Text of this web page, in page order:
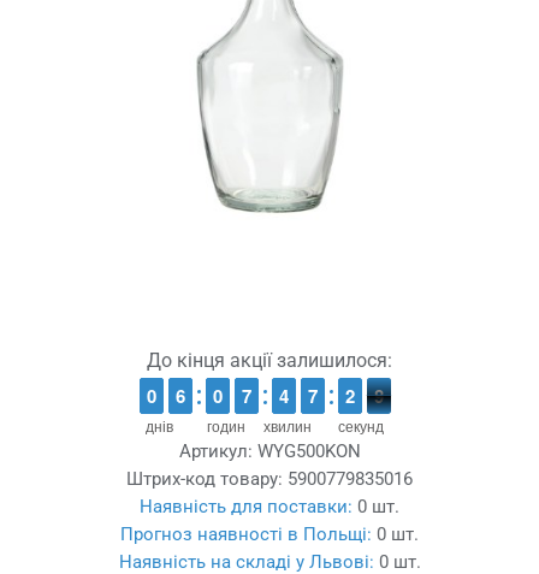
До кінця акції залишилося:
днів
9
9
0
0 5
5
6
6
годин
9
9
0
0 6
6
7
7
хвилин
3
3
4
4 6
6
7
7
секунд
3
2
2 9
8
8
Артикул: WYG500KON
Штрих-код товару: 5900779835016
Наявність для поставки: 0 шт.
Прогноз наявності в Польщі: 0 шт.
Наявність на складі у Львові: 0 шт.